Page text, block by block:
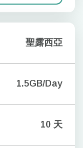
聖露西亞
1.5GB/Day
10 天